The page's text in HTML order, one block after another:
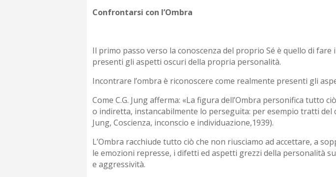
Confrontarsi con l’Ombra
Il primo passo verso la conoscenza del proprio Sé è quello di
presenti gli aspetti oscuri della propria personalità.
Incontrare l’ombra è riconoscere come realmente presenti gli
Come C.G. Jung afferma: «La figura dell’Ombra personifica
o indiretta, instancabilmente lo perseguita: per esempio tratti
Jung, Coscienza, inconscio e individuazione,1939).
L’Ombra racchiude tutto ciò che non riusciamo ad accettare, a
le emozioni represse, i difetti ed aspetti grezzi della personalità
e aggressività.